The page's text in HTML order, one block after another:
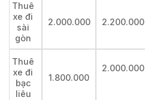
Thuê
xe đi
sài
gòn
2.000.000 2.200.000
Thuê
xe đi
bạc
liêu
1.800.000
2.000.000